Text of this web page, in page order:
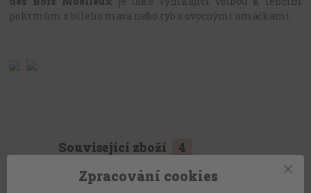
pokrmům z bílého masa nebo ryb s ovocnými omáčkami.
Související zboží 4
Zpracování cookies